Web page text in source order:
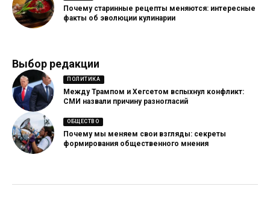
Почему старинные рецепты меняются: интересные
факты об эволюции кулинарии
Выбор редакции
ПОЛИТИКА
Между Трампом и Хегсетом вспыхнул конфликт:
СМИ назвали причину разногласий
ОБЩЕСТВО
Почему мы меняем свои взгляды: секреты
формирования общественного мнения